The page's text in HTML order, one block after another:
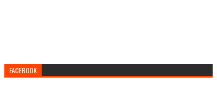
FACEBOOK